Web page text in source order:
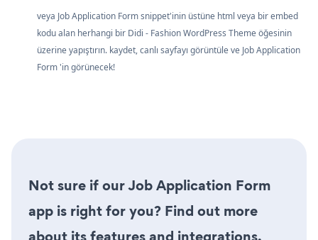
veya Job Application Form snippet'inin üstüne html veya bir embed
kodu alan herhangi bir Didi - Fashion WordPress Theme öğesinin
üzerine yapıştırın. kaydet, canlı sayfayı görüntüle ve Job Application
Form 'in görünecek!
Not sure if our Job Application Form
app is right for you? Find out more